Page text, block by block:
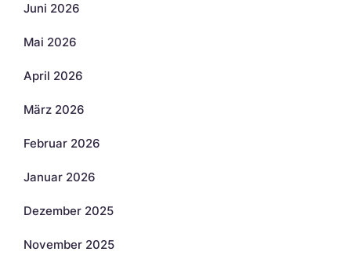
Juni 2026
Mai 2026
April 2026
März 2026
Februar 2026
Januar 2026
Dezember 2025
November 2025